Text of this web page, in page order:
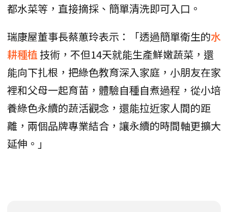
都水菜等，直接摘採、簡單清洗即可入口。
瑞康屋董事長蔡蕙玲表示：「透過簡單衛生的水
耕種植技術，不但14天就能生產鮮嫩蔬菜，還
能向下扎根，把綠色教育深入家庭，小朋友在家
裡和父母一起育苗，體驗自種自煮過程，從小培
養綠色永續的蔬活觀念，還能拉近家人間的距
離，兩個品牌專業結合，讓永續的時間軸更擴大
延伸。」